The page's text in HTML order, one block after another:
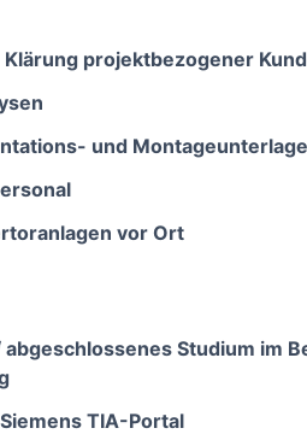
projektbezogener
und
vor Ort
Studium im
TIA-Portal